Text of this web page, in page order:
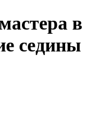
в
седины